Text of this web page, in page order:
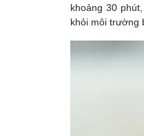
khoảng 30
khỏi môi trường